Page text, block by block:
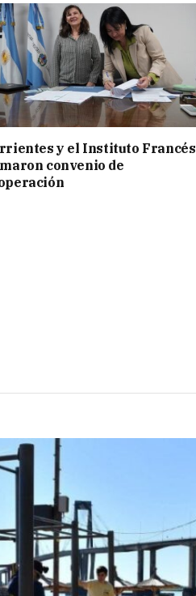
y el Instituto Francés
convenio de